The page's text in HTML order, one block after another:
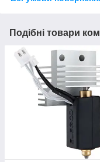
Подібні товари